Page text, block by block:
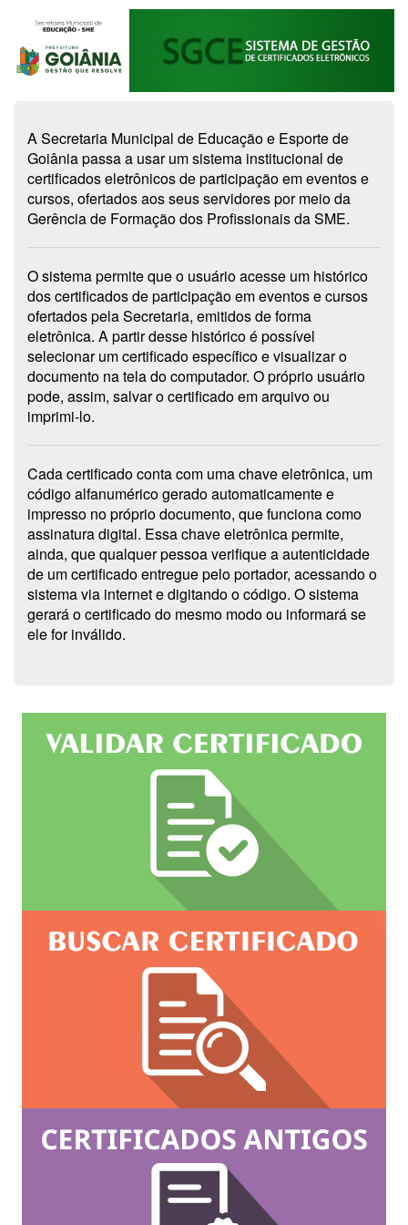
A Secretaria Municipal de Educação e Esporte de
Goiânia passa a usar um sistema institucional de
certificados eletrônicos de participação em eventos e
cursos, ofertados aos seus servidores por meio da
Gerência de Formação dos Profissionais da SME.
O sistema permite que o usuário acesse um histórico
dos certificados de participação em eventos e cursos
ofertados pela Secretaria, emitidos de forma
eletrônica. A partir desse histórico é possível
selecionar um certificado específico e visualizar o
documento na tela do computador. O próprio usuário
pode, assim, salvar o certificado em arquivo ou
imprimi-lo.
Cada certificado conta com uma chave eletrônica, um
código alfanumérico gerado automaticamente e
impresso no próprio documento, que funciona como
assinatura digital. Essa chave eletrônica permite,
ainda, que qualquer pessoa verifique a autenticidade
de um certificado entregue pelo portador, acessando o
sistema via internet e digitando o código. O sistema
gerará o certificado do mesmo modo ou informará se
ele for inválido.